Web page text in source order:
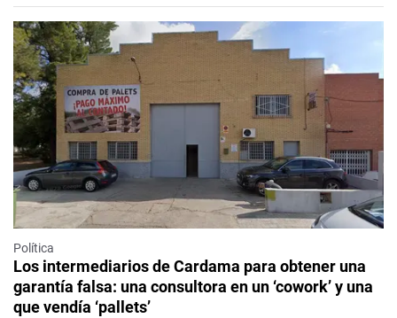
Política
Los intermediarios de Cardama para obtener una
garantía falsa: una consultora en un ‘cowork’ y una
que vendía ‘pallets’